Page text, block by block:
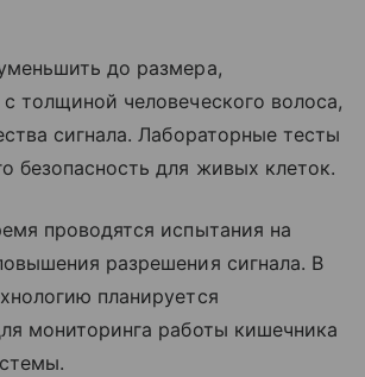
до размера,
толщиной человеческого волоса,
сигнала. Лабораторные тесты
безопасность для живых клеток.
проводятся испытания на
разрешения сигнала. В
планируется
мониторинга работы кишечника